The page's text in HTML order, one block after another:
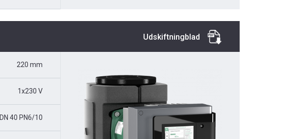
Udskiftningblad
220 mm
1x230 V
DN 40 PN6/10